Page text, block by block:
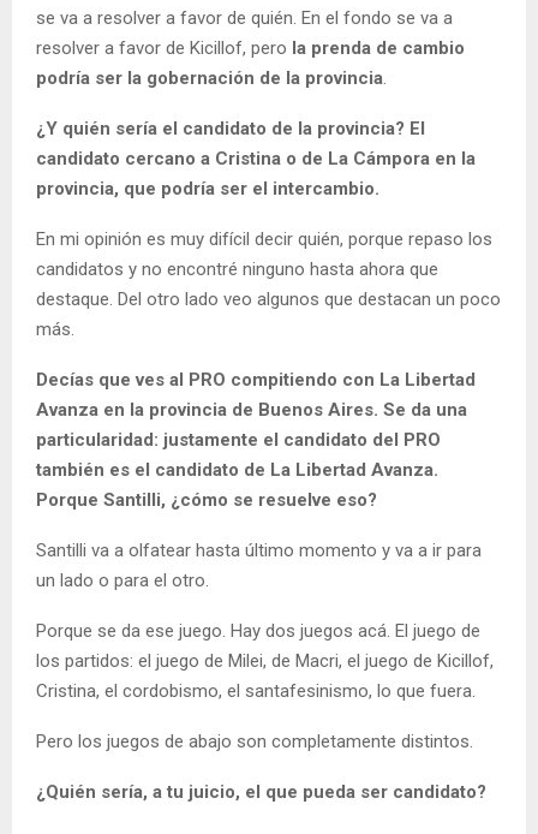
se va a resolver a favor de quién. En el fondo se va a
resolver a favor de Kicillof, pero la prenda de cambio
podría ser la gobernación de la provincia.
¿Y quién sería el candidato de la provincia? El
candidato cercano a Cristina o de La Cámpora en la
provincia, que podría ser el intercambio.
En mi opinión es muy difícil decir quién, porque repaso los
candidatos y no encontré ninguno hasta ahora que
destaque. Del otro lado veo algunos que destacan un poco
más.
Decías que ves al PRO compitiendo con La Libertad
Avanza en la provincia de Buenos Aires. Se da una
particularidad: justamente el candidato del PRO
también es el candidato de La Libertad Avanza.
Porque Santilli, ¿cómo se resuelve eso?
Santilli va a olfatear hasta último momento y va a ir para
un lado o para el otro.
Porque se da ese juego. Hay dos juegos acá. El juego de
los partidos: el juego de Milei, de Macri, el juego de Kicillof,
Cristina, el cordobismo, el santafesinismo, lo que fuera.
Pero los juegos de abajo son completamente distintos.
¿Quién sería, a tu juicio, el que pueda ser candidato?